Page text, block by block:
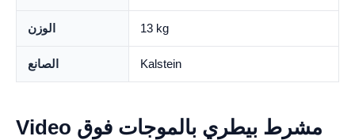
الوزن 13 kg
الصانع Kalstein
Video مشرط بيطري بالموجات فوق